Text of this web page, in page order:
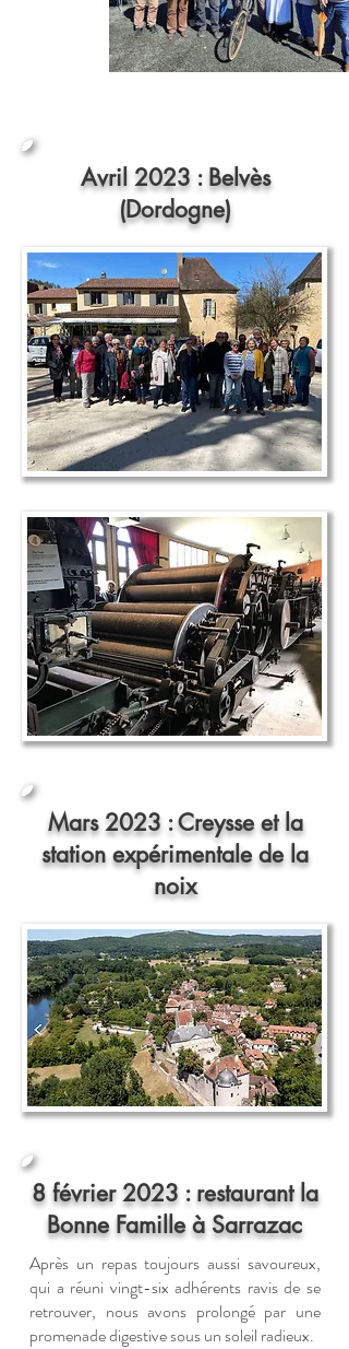
Avril 2023 : Belvès
(Dordogne)
Mars 2023 : Creysse et la
station expérimentale de la
noix
8 février 2023 : restaurant la
Bonne Famille à Sarrazac
Après un repas toujours aussi savoureux,
qui a réuni vingt-six adhérents ravis de se
retrouver, nous avons prolongé par une
promenade digestive sous un soleil radieux.